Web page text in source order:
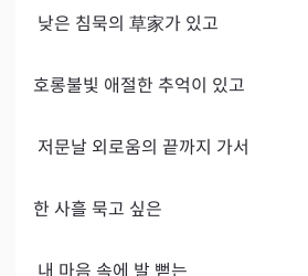
호롱불빛 애절한 추억이 있고
한 사흘 묵고 싶은